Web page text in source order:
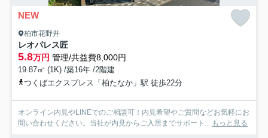
NEW
柏市花野井
レオパレス匠
5.8万円 管理/共益費8,000円
19.87㎡ (1K) /築16年 /2階建
つくばエクスプレス「柏たなか」駅 徒歩22分
オンライン内見やLINEでのご相談可！内見希望やご質問などお気軽にお
問い合わせください。当社が内見からご入居までサポート... もっと見る